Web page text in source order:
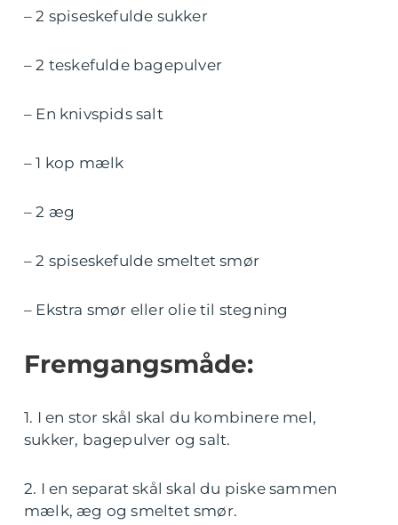
– 2 spiseskefulde sukker
– 2 teskefulde bagepulver
– En knivspids salt
– 1 kop mælk
– 2 æg
– 2 spiseskefulde smeltet smør
– Ekstra smør eller olie til stegning
Fremgangsmåde:
1. I en stor skål skal du kombinere mel,
sukker, bagepulver og salt.
2. I en separat skål skal du piske sammen
mælk, æg og smeltet smør.